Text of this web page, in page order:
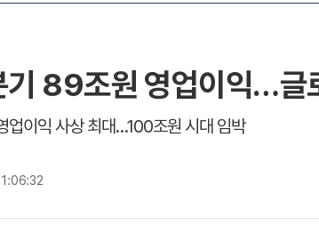
89조원 영업이익…글
업이익 사상 최대…100조원 시대 임박